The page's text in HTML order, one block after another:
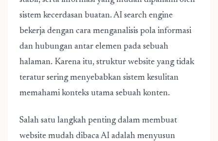
sistem kecerdasan buatan. AI search engine
bekerja dengan cara menganalisis pola informasi
dan hubungan antar elemen pada sebuah
halaman. Karena itu, struktur website yang tidak
teratur sering menyebabkan sistem kesulitan
memahami konteks utama sebuah konten.
Salah satu langkah penting dalam membuat
website mudah dibaca AI adalah menyusun